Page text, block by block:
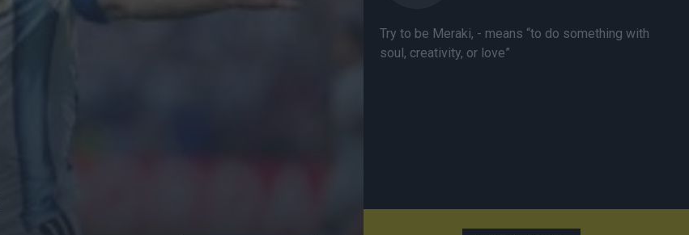
Try to be Meraki, - means “to do something with
soul, creativity, or love”